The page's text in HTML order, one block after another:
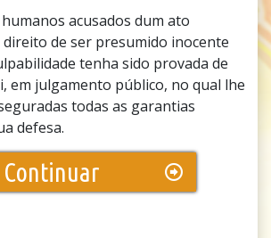
acusados dum ato
de ser presumido inocente
tenha sido provada de
em julgamento público, no qual lhe
todas as garantias
defesa.
Continuar